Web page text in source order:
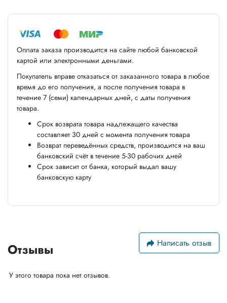
Оплата заказа производится на сайте любой банковской
картой или электронными деньгами.
Покупатель вправе отказаться от заказанного товара в любое
время до его получения, а после получения товара в
течение 7 (семи) календарных дней, с даты получения
товара.
Срок возврата товара надлежащего качества
составляет 30 дней с момента получения товара
Возврат переведённых средств, производится на ваш
банковский счёт в течение 5-30 рабочих дней
Срок зависит от банка, который выдал вашу
банковскую карту
Отзывы Написать отзыв
У этого товара пока нет отзывов.